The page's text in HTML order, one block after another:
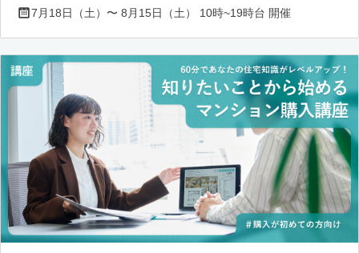
7月18日（土）〜 8月15日（土） 10時~19時台 開催